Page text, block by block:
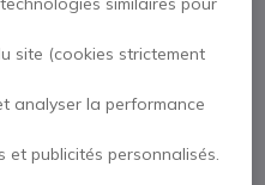
H Écran Business TV 65''
du pack (3)
€)Afficher plus
site (cookies strictement
analyser la performance
et publicités personnalisés.